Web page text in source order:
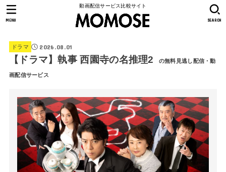
動画配信サービス比較サイト
SEARCH
MENU
ドラマ 2026.08.01
【ドラマ】執事 西園寺の名推理2 の無料見逃し配信・動
画配信サービス